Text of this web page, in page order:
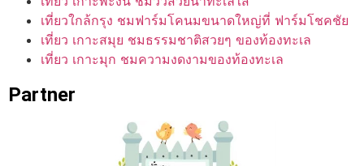
เที่ยวใกล้กรุง ชมฟาร์มโคนมขนาดใหญ่ที่ ฟาร์มโชคชัย
เที่ยว เกาะสมุย ชมธรรมชาติสวยๆ ของท้องทะเล
เที่ยว เกาะมุก ชมความงดงามของท้องทะเล
Partner